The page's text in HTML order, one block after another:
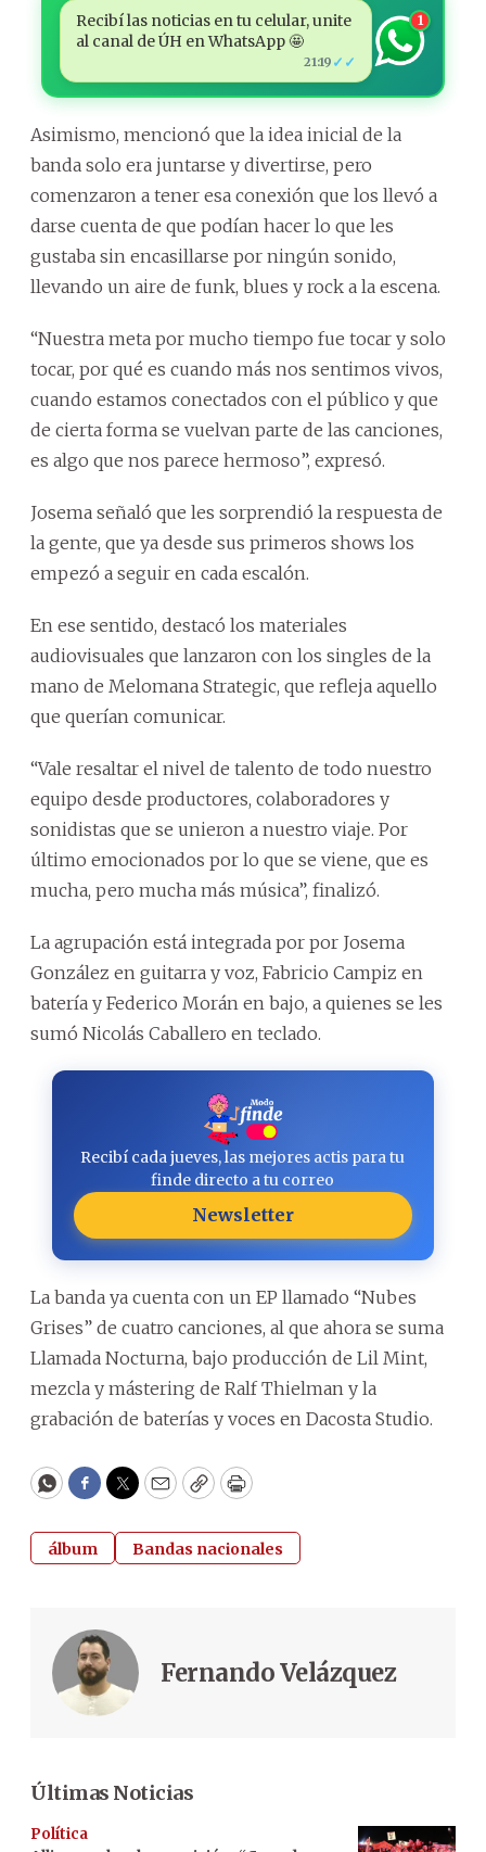
Recibí las noticias en tu celular, unite
al canal de ÚH en WhatsApp 🤩
21:19 ✓✓
1
Asimismo, mencionó que la idea inicial de la
banda solo era juntarse y divertirse, pero
comenzaron a tener esa conexión que los llevó a
darse cuenta de que podían hacer lo que les
gustaba sin encasillarse por ningún sonido,
llevando un aire de funk, blues y rock a la escena.
“Nuestra meta por mucho tiempo fue tocar y solo
tocar, por qué es cuando más nos sentimos vivos,
cuando estamos conectados con el público y que
de cierta forma se vuelvan parte de las canciones,
es algo que nos parece hermoso”, expresó.
Josema señaló que les sorprendió la respuesta de
la gente, que ya desde sus primeros shows los
empezó a seguir en cada escalón.
En ese sentido, destacó los materiales
audiovisuales que lanzaron con los singles de la
mano de Melomana Strategic, que refleja aquello
que querían comunicar.
“Vale resaltar el nivel de talento de todo nuestro
equipo desde productores, colaboradores y
sonidistas que se unieron a nuestro viaje. Por
último emocionados por lo que se viene, que es
mucha, pero mucha más música”, finalizó.
La agrupación está integrada por por Josema
González en guitarra y voz, Fabricio Campiz en
batería y Federico Morán en bajo, a quienes se les
sumó Nicolás Caballero en teclado.
Recibí cada jueves, las mejores actis para tu
finde directo a tu correo
Newsletter
La banda ya cuenta con un EP llamado “Nubes
Grises” de cuatro canciones, al que ahora se suma
Llamada Nocturna, bajo producción de Lil Mint,
mezcla y mástering de Ralf Thielman y la
grabación de baterías y voces en Dacosta Studio.
WhatsApp
Facebook
Twitter
EmailCopyPrint
álbum Bandas nacionales
Fernando Velázquez
Últimas Noticias
Política